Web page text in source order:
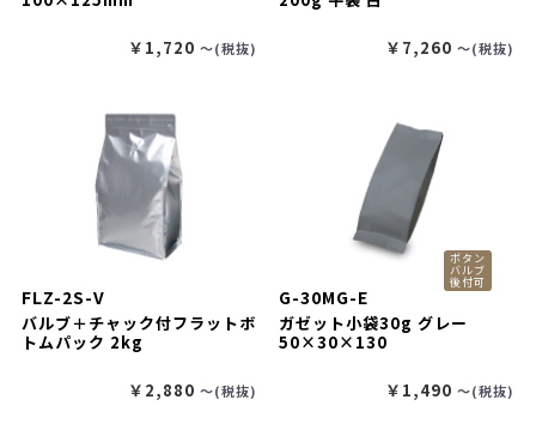
￥1,720 〜(税抜) ￥7,260 〜(税抜)
FLZ-2S-V
バルブ＋チャック付フラットボ
トムパック 2kg
￥2,880 〜(税抜)
ボタン
バルブ
後付可
G-30MG-E
ガゼット小袋30g グレー
50×30×130
￥1,490 〜(税抜)